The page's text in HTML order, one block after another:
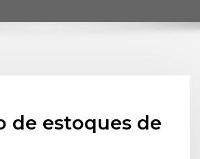
de estoques de